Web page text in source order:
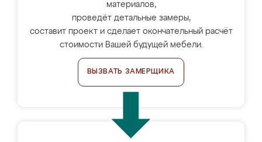
материалов,
проведёт детальные замеры,
составит проект и сделает окончательный расчёт
стоимости Вашей будущей мебели.
ВЫЗВАТЬ ЗАМЕРЩИКА